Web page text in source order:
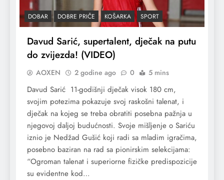
DOBAR DOBRE PRIČE KOŠARKA SPORT
Davud Sarić, supertalent, dječak na putu
do zvijezda! (VIDEO)
AOXEN 2 godine ago 0 5 mins
Davud Sarić 11-godišnji dječak visok 180 cm,
svojim potezima pokazuje svoj raskošni talenat, i
dječak na kojeg se treba obratiti posebna pažnja u
njegovoj daljoj budućnosti. Svoje mišljenje o Sariću
iznio je Nedžad Gušić koji radi sa mladim igračima,
posebno baziran na rad sa pionirskim selekcijama:
“Ogroman talenat i superiorne fizičke predispozicije
su evidentne kod…